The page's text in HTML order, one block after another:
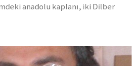
anadolu kaplanı, iki Dilber